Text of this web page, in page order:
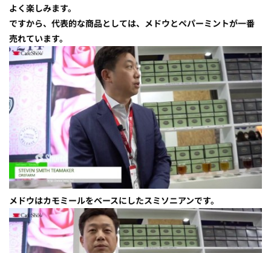
よく楽しみます。
ですから、代表的な商品としては、メドウとペパーミントが一番
売れています。
メドウはカモミールをベースにしたスミソニアンです。